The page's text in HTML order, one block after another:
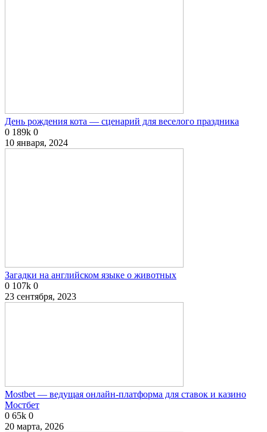
День рождения кота — сценарий для веселого праздника
0 189k 0
10 января, 2024
Загадки на английском языке о животных
0 107k 0
23 сентября, 2023
Mostbet — ведущая онлайн-платформа для ставок и казино
Мостбет
0 65k 0
20 марта, 2026